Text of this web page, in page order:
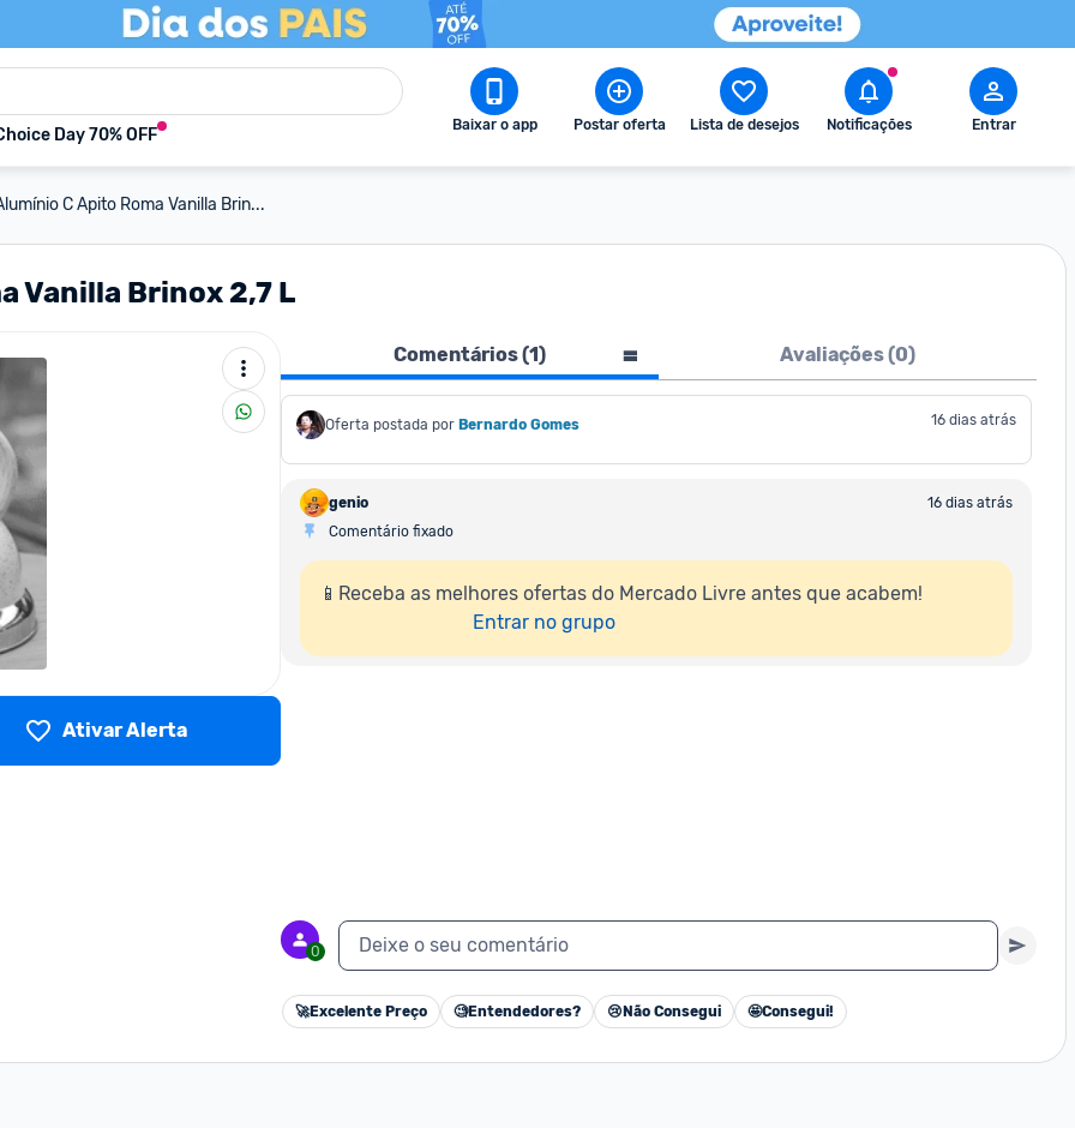
Day 70% OFF Baixar o app Postar oferta Lista de desejos Notificações Entrar
C Apito Roma Vanilla Brin...
Vanilla Brinox 2,7 L
Ativar Alerta
Comentários (1) Avaliações (0)
Oferta postada por Bernardo Gomes 16 dias atrás
genio
16 dias atrás
Comentário fixado
📱Receba as melhores ofertas do Mercado Livre antes que acabem!
Entrar no grupo
0 Deixe o seu comentário
🚀Excelente Preço 🧐Entendedores? 😢 Não Consegui 🤩Consegui!